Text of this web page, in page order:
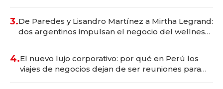
3.De Paredes y Lisandro Martínez a Mirtha Legrand:
dos argentinos impulsan el negocio del wellness
4.El nuevo lujo corporativo: por qué en Perú los
viajes de negocios dejan de ser reuniones para